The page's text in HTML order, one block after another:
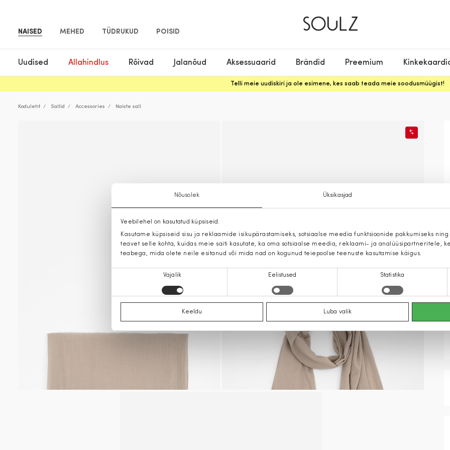
Nõusolek Üksikasjad
Veebilehel on kasutatud küpsiseid.
Kasutame küpsiseid sisu ja reklaamide isikupärastamiseks, sotsiaalse meedia funktsioonide pakkumiseks
teavet selle kohta, kuidas meie saiti kasutate, ka oma sotsiaalse meedia, reklaami- ja analüüsipartneritele,
teabega, mida olete neile esitanud või mida nad on kogunud teiepoolse teenuste kasutamise käigus.
Vajalik Eelistused Statistika
Keeldu Luba valik
NAISED MEHED TÜDRUKUD POISID
Uudised Allahindlus Rõivad Jalanõud Aksessuaarid Brändid Preemium
Telli meie uudiskiri ja ole esimene, kes saab teada meie soodusmüügist!
Koduleht Sallid Accessories Naiste sall
%